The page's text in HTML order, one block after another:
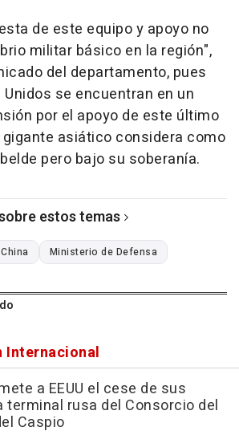
de este equipo y apoyo no
militar básico en la región",
del departamento, pues
se encuentran en un
por el apoyo de este último
gigante asiático considera como
pero bajo su soberanía.
estos temas
China Ministerio de Defensa
Internacional
a EEUU el cese de sus
terminal rusa del Consorcio del
Caspio